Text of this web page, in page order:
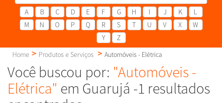
A B C D E F G H I J K
L
M
N O P Q R S T U V X
W
Y
Z
Home
Produtos e Serviços Automóveis - Elétrica
Você buscou por: "Automóveis -
Elétrica" em Guarujá -1 resultados